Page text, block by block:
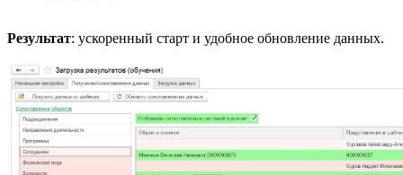
Результат: ускоренный старт и удобное обновление данных.